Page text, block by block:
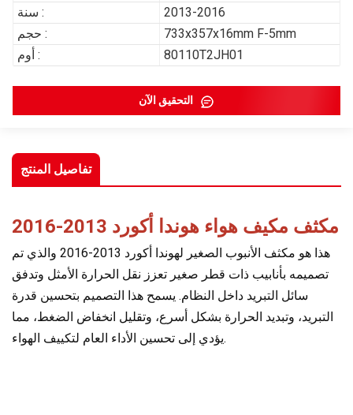
سنة :
2013-2016
حجم :
733x357x16mm F-5mm
أوم :
80110T2JH01
تفاصيل المنتج
مكثف مكيف هواء هوندا أكورد 2013-2016
هذا هو مكثف الأنبوب الصغير لهوندا أكورد 2013-2016 والذي تم
تصميمه بأنابيب ذات قطر صغير تعزز نقل الحرارة الأمثل وتدفق
سائل التبريد داخل النظام. يسمح هذا التصميم بتحسين قدرة
التبريد، وتبديد الحرارة بشكل أسرع، وتقليل انخفاض الضغط، مما
يؤدي إلى تحسين الأداء العام لتكييف الهواء.